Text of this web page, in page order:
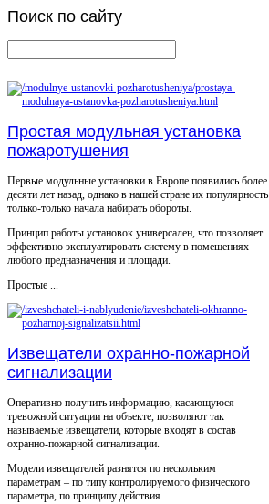
Поиск по сайту
Простая модульная установка
пожаротушения
Первые модульные установки в Европе появились более
десяти лет назад, однако в нашей стране их популярность
только-только начала набирать обороты.
Принцип работы установок универсален, что позволяет
эффективно эксплуатировать систему в помещениях
любого предназначения и площади.
Простые ...
Извещатели охранно-пожарной
сигнализации
Оперативно получить информацию, касающуюся
тревожной ситуации на объекте, позволяют так
называемые извещатели, которые входят в состав
охранно-пожарной сигнализации.
Модели извещателей разнятся по нескольким
параметрам – по типу контролируемого физического
параметра, по принципу действия ...